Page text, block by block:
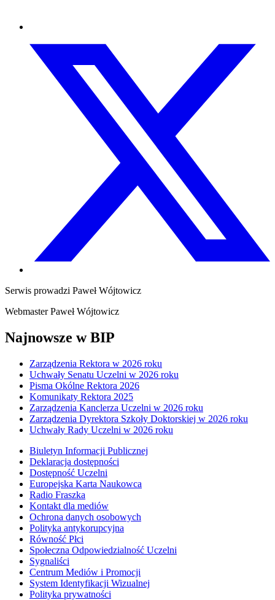
Serwis prowadzi Paweł Wójtowicz
WebmasterPaweł Wójtowicz
Najnowsze w BIP
Zarządzenia Rektora w 2026 roku
Uchwały Senatu Uczelni w 2026 roku
Pisma Okólne Rektora 2026
Komunikaty Rektora 2025
Zarządzenia Kanclerza Uczelni w 2026 roku
Zarządzenia Dyrektora Szkoły Doktorskiej w 2026 roku
Uchwały Rady Uczelni w 2026 roku
Biuletyn Informacji Publicznej
Deklaracja dostępności
Dostępność Uczelni
Europejska Karta Naukowca
Radio Fraszka
Kontakt dla mediów
Ochrona danych osobowych
Polityka antykorupcyjna
Równość Płci
Społeczna Odpowiedzialność Uczelni
Sygnaliści
Centrum Mediów i Promocji
System Identyfikacji Wizualnej
Polityka prywatności